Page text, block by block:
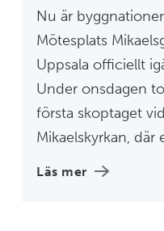
inkluderande
Nu är
Mötesplats
Uppsala officiellt
Under onsdagen
första skoptaget vid
Mikaelskyrkan, där
och långsiktig
Läs mer